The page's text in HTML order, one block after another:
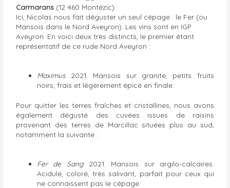
Carmarans (12 460 Montézic).
Ici, Nicolas nous fait déguster un seul cépage : le Fer (ou
Mansois dans le Nord Aveyron). Les vins sont en IGP
Aveyron. En voici deux très distincts, le premier étant
représentatif de ce rude Nord Aveyron :
Maximus2021. Mansois sur granite, petits fruits
noirs, frais et légèrement épicé en finale.
Pour quitter les terres fraîches et cristallines, nous avons
également dégusté des cuvées issues de raisins
provenant des terres de Marcillac situées plus au sud,
notamment la suivante :
Fer de Sang2021. Mansois sur argilo-calcaires.
Acidulé, coloré, très salivant, parfait pour ceux qui
ne connaissent pas le cépage.